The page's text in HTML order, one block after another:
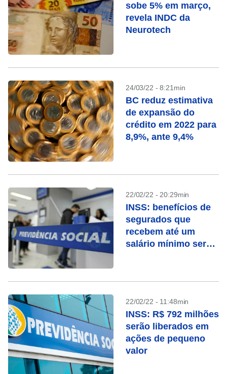
sobe 5% em março,
revela INDC da
Neurotech
24/03/22 - 8:21min
BC reduz estimativa
de expansão do
crédito em 2022 para
8,9%, ante 9,4%
22/02/22 - 20:29min
INSS: benefícios de
segurados que
recebem até um
salário mínimo serão
22/02/22 - 11:48min
INSS: R$ 792 milhões
serão liberados em
ações de pequeno
valor